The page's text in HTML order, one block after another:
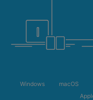
Windows macOS